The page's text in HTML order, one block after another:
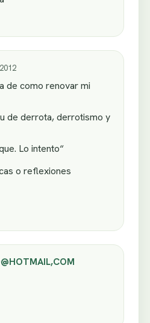
de como renovar mi
de derrota, derrotismo y
Lo intento“
o reflexiones